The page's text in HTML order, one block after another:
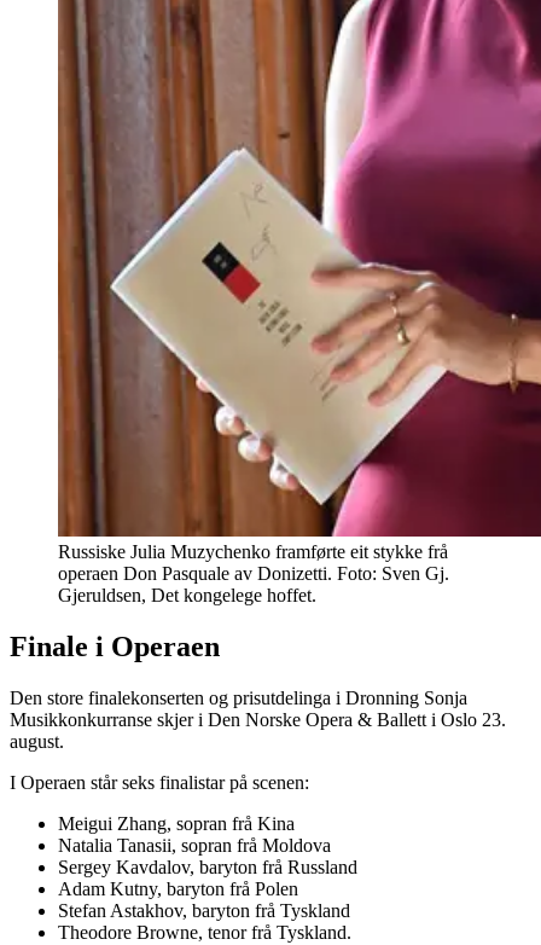
Russiske Julia Muzychenko framførte eit stykke frå
operaen Don Pasquale av Donizetti. Foto: Sven Gj.
Gjeruldsen, Det kongelege hoffet.
Finale i Operaen
Den store finalekonserten og prisutdelinga i Dronning Sonja
Musikkonkurranse skjer i Den Norske Opera & Ballett i Oslo 23.
august.
I Operaen står seks finalistar på scenen:
Meigui Zhang, sopran frå Kina
Natalia Tanasii, sopran frå Moldova
Sergey Kavdalov, baryton frå Russland
Adam Kutny, baryton frå Polen
Stefan Astakhov, baryton frå Tyskland
Theodore Browne, tenor frå Tyskland.